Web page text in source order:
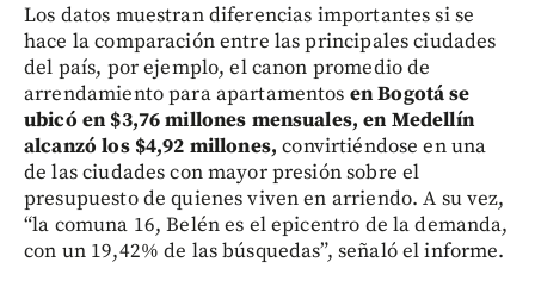
Los datos muestran diferencias importantes si se
hace la comparación entre las principales ciudades
del país, por ejemplo, el canon promedio de
arrendamiento para apartamentos en Bogotá se
ubicó en $3,76 millones mensuales, en Medellín
alcanzó los $4,92 millones, convirtiéndose en una
de las ciudades con mayor presión sobre el
presupuesto de quienes viven en arriendo. A su vez,
“la comuna 16, Belén es el epicentro de la demanda,
con un 19,42% de las búsquedas”, señaló el informe.